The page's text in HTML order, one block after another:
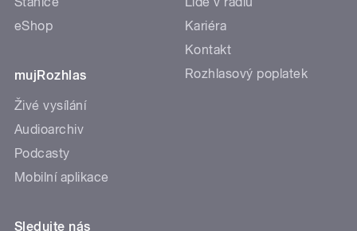
eShop
mujRozhlas
Živé vysílání
Audioarchiv
Podcasty
Mobilní aplikace
Kariéra
Kontakt
Rozhlasový poplatek
Sledujte nás